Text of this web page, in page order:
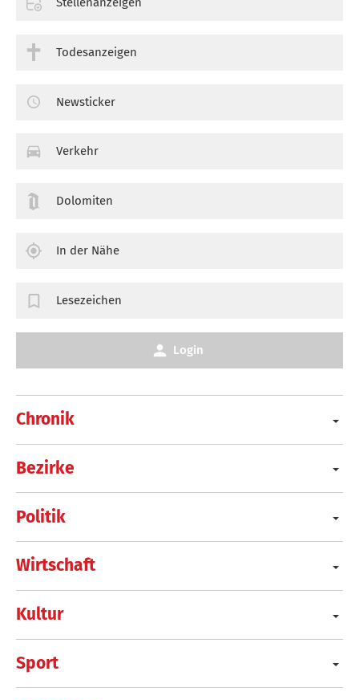
Chronik
Bezirke
Politik
Wirtschaft
Kultur
Sport
Todesanzeigen
Newsticker
Verkehr
Dolomiten
In der Nähe
Lesezeichen
Login